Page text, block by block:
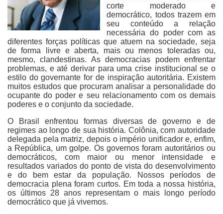
corte moderado e
democrático, todos trazem em
seu conteúdo a relação
necessária do poder com as
diferentes forças políticas que atuem na sociedade, seja
de forma livre e aberta, mais ou menos toleradas ou,
mesmo, clandestinas. As democracias podem enfrentar
problemas, e até derivar para uma crise institucional se o
estilo do governante for de inspiração autoritária. Existem
muitos estudos que procuram analisar a personalidade do
ocupante do poder e seu relacionamento com os demais
poderes e o conjunto da sociedade.
O Brasil enfrentou formas diversas de governo e de
regimes ao longo de sua história. Colônia, com autoridade
delegada pela matriz, depois o império unificador e, enfim,
a República, um golpe. Os governos foram autoritários ou
democráticos, com maior ou menor intensidade e
resultados variados do ponto de vista do desenvolvimento
e do bem estar da população. Nossos períodos de
democracia plena foram curtos. Em toda a nossa história,
os últimos 28 anos representam o mais longo período
democrático que já vivemos.